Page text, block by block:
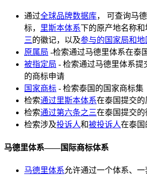
通过全球品牌数据库， 可查询马
标，
里斯本体系下的原产地名称和
三的徽记，以及参与的国家局和地
原属局 -检索通过马德里体系在泰
被指定局 - 检索通过马德里体系提
的商标申请
国家商标 - 检索泰国的国家商标集
检索通过里斯本体系在泰国提交
检索通过第六条之三在泰国提交的
检索涉及投诉人和被投诉人在泰国
马德里体系——国际商标体系
马德里体系允许通过一个体系、